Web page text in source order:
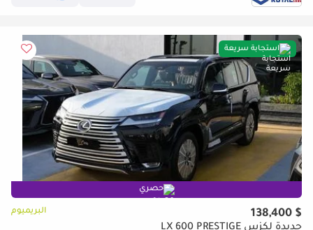
استجابة سريعة
حصري
$ 138,400 البريميوم